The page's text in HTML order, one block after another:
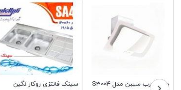
همسطح کرینی
سینک فانتزی توکار ایلیااستیل